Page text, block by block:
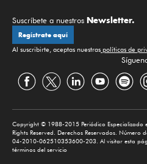
Suscríbete a nuestros Newsletter.
Regístrate aquí
Al suscribirte, aceptas nuestras políticas de
Copyright © 1988-2015 Periódico Especializado
Rights Reserved. Derechos Reservados. Número
04-2010-062510353600-203. Al visitar esta
términos del servicio